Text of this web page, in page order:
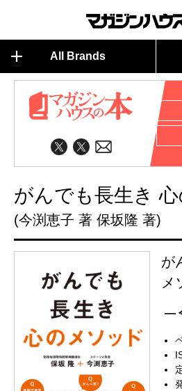
All Brands
がんでも長生き
(今渕恵子 著 保坂隆 著)
が
メ
—